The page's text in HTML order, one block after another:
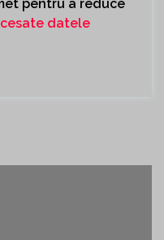
pentru a reduce
datele